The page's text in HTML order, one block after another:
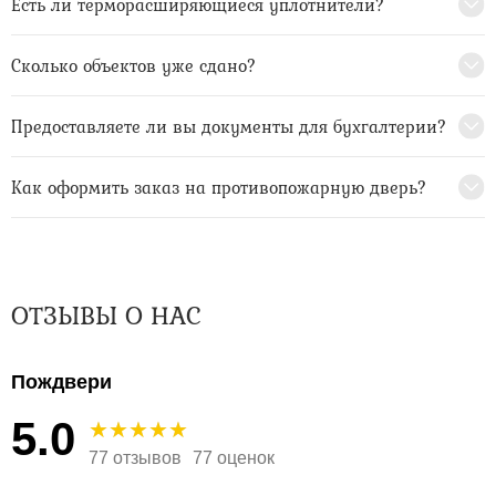
Сколько объектов уже сдано?
Предоставляете ли вы документы для бухгалтерии?
Как оформить заказ на противопожарную дверь?
ОТЗЫВЫ О НАС
Пождвери
5.0 77 отзывов 77 оценок